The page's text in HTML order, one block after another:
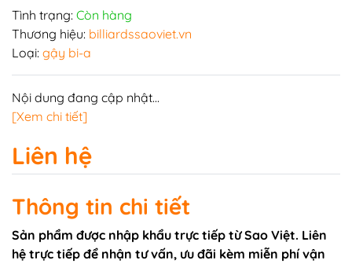
Tình trạng: Còn hàng
Thương hiệu: billiardssaoviet.vn
Loại: gậy bi-a
Nội dung đang cập nhật...
[Xem chi tiết]
Liên hệ
Thông tin chi tiết
Sản phẩm được nhập khẩu trực tiếp từ Sao Việt. Liên
hệ trực tiếp để nhận tư vấn, ưu đãi kèm miễn phí vận